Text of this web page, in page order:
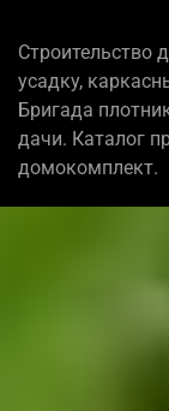
Строительство
усадку,
Бригада
дачи. Каталог
домокомплект.